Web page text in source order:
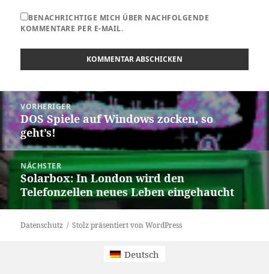
BENACHRICHTIGE MICH ÜBER NACHFOLGENDE
KOMMENTARE PER E-MAIL.
Beitragsnavigation
VORHERIGER
Vorheriger
Beitrag:
DOS Spiele auf Windows zocken, so
geht’s!
NÄCHSTER
Nächster
Beitrag:
Solarbox: In London wird den
Telefonzellen neues Leben eingehaucht
Datenschutz Stolz präsentiert von WordPress
Deutsch